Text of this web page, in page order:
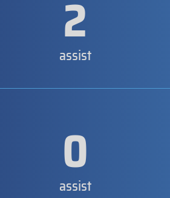
2
assist
0
assist